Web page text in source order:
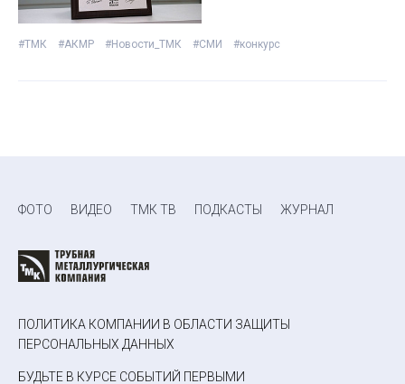
#ТМК #АКМР #Новости_ТМК #СМИ #конкурс
ФОТО ВИДЕО ТМК ТВ ПОДКАСТЫ ЖУРНАЛ
ПОЛИТИКА КОМПАНИИ В ОБЛАСТИ ЗАЩИТЫ
ПЕРСОНАЛЬНЫХ ДАННЫХ
БУДЬТЕ В КУРСЕ СОБЫТИЙ ПЕРВЫМИ